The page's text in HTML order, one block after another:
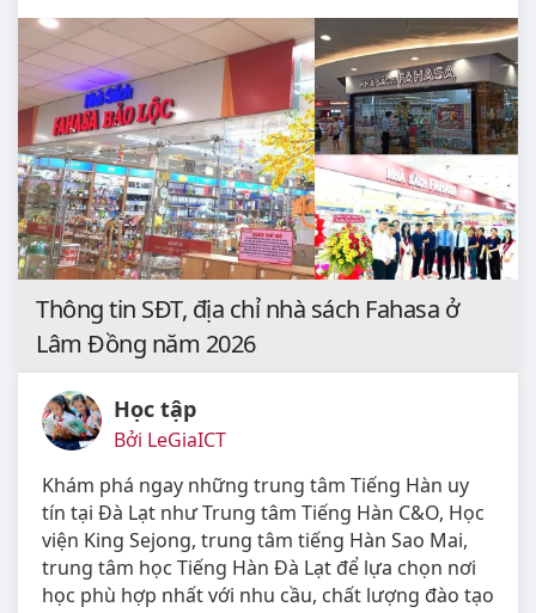
Thông tin SĐT, địa chỉ nhà sách Fahasa ở
Lâm Đồng năm 2026
Học tập
Bởi LeGiaICT
Khám phá ngay những trung tâm Tiếng Hàn uy
tín tại Đà Lạt như Trung tâm Tiếng Hàn C&O, Học
viện King Sejong, trung tâm tiếng Hàn Sao Mai,
trung tâm học Tiếng Hàn Đà Lạt để lựa chọn nơi
học phù hợp nhất với nhu cầu, chất lượng đào tạo